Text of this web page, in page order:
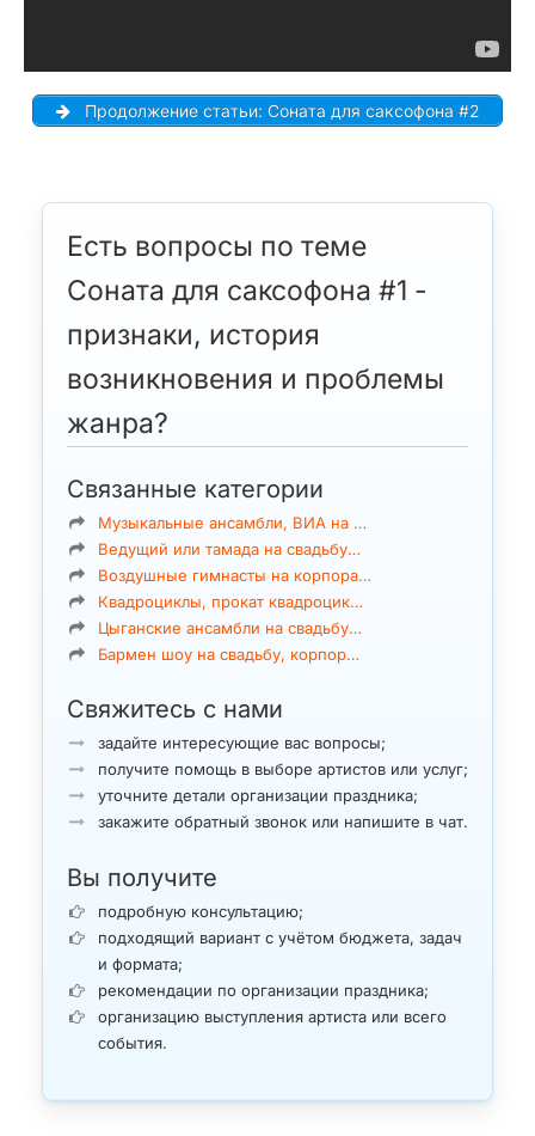
Продолжение статьи: Соната для саксофона #2
Есть вопросы по теме
Соната для саксофона #1 -
признаки, история
возникновения и проблемы
жанра?
Связанные категории
Музыкальные ансамбли, ВИА на …
Ведущий или тамада на свадьбу…
Воздушные гимнасты на корпора…
Квадроциклы, прокат квадроцик…
Цыганские ансамбли на свадьбу…
Бармен шоу на свадьбу, корпор…
Свяжитесь с нами
задайте интересующие вас вопросы;
получите помощь в выборе артистов или услуг;
уточните детали организации праздника;
закажите обратный звонок или напишите в чат.
Вы получите
подробную консультацию;
подходящий вариант с учётом бюджета, задач
и формата;
рекомендации по организации праздника;
организацию выступления артиста или всего
события.